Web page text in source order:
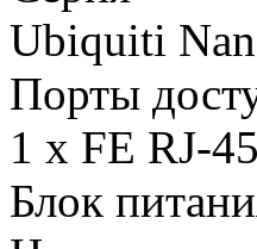
Ubiquiti
Порты
1 x FE RJ-45
Блок